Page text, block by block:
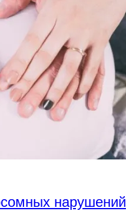
нарушений